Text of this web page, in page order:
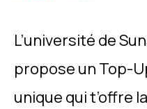
L’université de
propose un Top-
unique qui t’offre